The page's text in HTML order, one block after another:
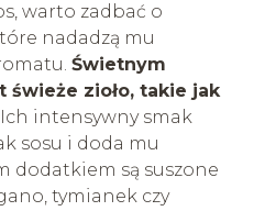
warto zadbać o
nadadzą mu
Świetnym
zioło, takie jak
Ich intensywny smak
sosu i doda mu
dodatkiem są suszone
tymianek czy